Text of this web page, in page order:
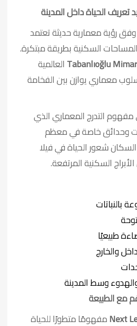
الحياة داخل المدينة
رؤية معمارية حديثة تعتمد
السكنية بطريقة مبتكرة.
Tabanlıoğlu العالمية
معماري يوازن بين الفخامة
التدرج المعماري الذي
وحدائق خاصة في معظم
شعور الحياة في فيلا
السكنية المرتفعة.
بالنباتات
طبيعيًا
والخارج
وسط المدينة
مع الطبيعة
Nextمفهومًا متطورًا للحياة